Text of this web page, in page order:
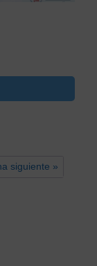
siguiente »